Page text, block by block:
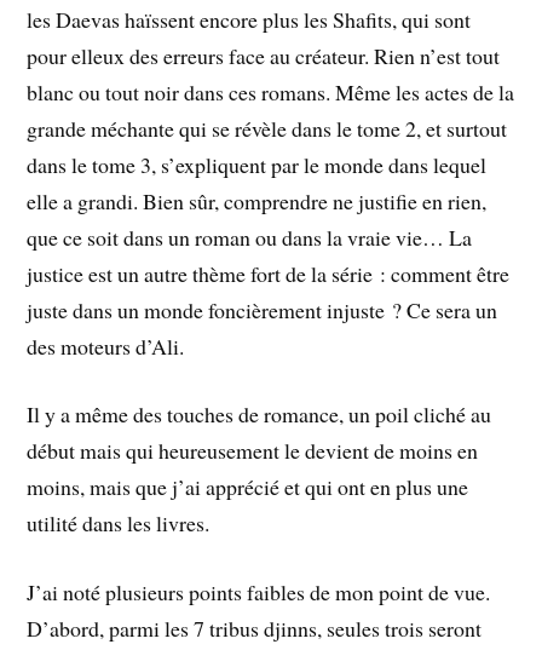
les Daevas haïssent encore plus les Shafits, qui sont
pour elleux des erreurs face au créateur. Rien n’est tout
blanc ou tout noir dans ces romans. Même les actes de la
grande méchante qui se révèle dans le tome 2, et surtout
dans le tome 3, s’expliquent par le monde dans lequel
elle a grandi. Bien sûr, comprendre ne justifie en rien,
que ce soit dans un roman ou dans la vraie vie… La
justice est un autre thème fort de la série : comment être
juste dans un monde foncièrement injuste ? Ce sera un
des moteurs d’Ali.
Il y a même des touches de romance, un poil cliché au
début mais qui heureusement le devient de moins en
moins, mais que j’ai apprécié et qui ont en plus une
utilité dans les livres.
J’ai noté plusieurs points faibles de mon point de vue.
D’abord, parmi les 7 tribus djinns, seules trois seront